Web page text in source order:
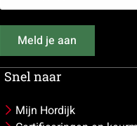
mailadres
(Vereist)
Meld je aan
Snel naar
Mijn Hordijk